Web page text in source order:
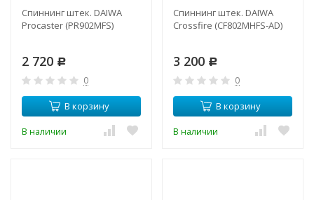
Спиннинг штек. DAIWA
Procaster (PR902MFS)
2 720 Р
0
В корзину
В наличии
Спиннинг штек. DAIWA
Crossfire (CF802MHFS-AD)
3 200 Р
0
В корзину
В наличии